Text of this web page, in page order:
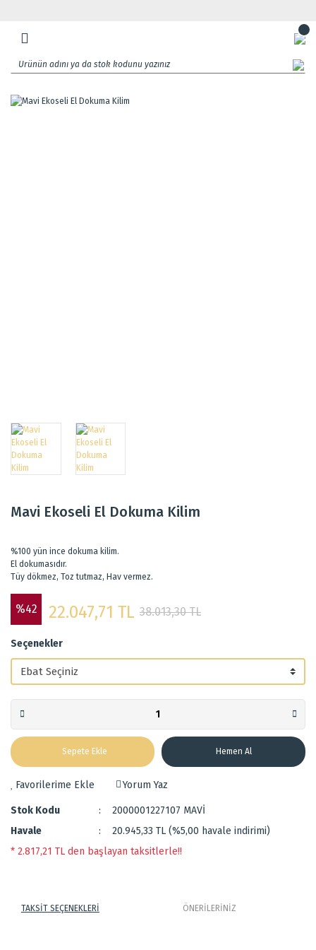
Mavi Ekoseli El Dokuma Kilim
%100 yün ince dokuma kilim.
El dokumasıdır.
Tüy dökmez, Toz tutmaz, Hav vermez.
%42 22.047,71 TL 38.013,30 TL
Seçenekler
Sepete Ekle Hemen Al
Yorum Yaz
Stok Kodu
2000001227107 MAVİ
Havale
20.945,33 TL (%5,00 havale indirimi)
* 2.817,21 TL den başlayan taksitlerle!!
TAKSİT SEÇENEKLERİ ÖNERİLERİNİZ